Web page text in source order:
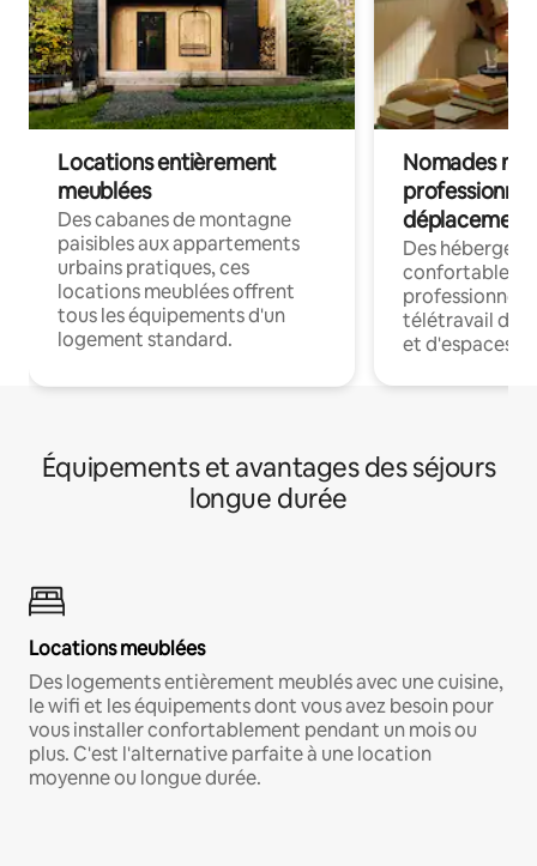
Locations entièrement
meublées
Des cabanes de montagne
paisibles aux appartements
urbains pratiques, ces
locations meublées offrent
tous les équipements d'un
logement standard.
Nomades
déplacement
Des
confortables
professionnels
télétravail
et d'espaces
Équipements et avantages des séjours
longue durée
Locations meublées
Des logements entièrement meublés avec une cuisine,
le wifi et les équipements dont vous avez besoin pour
vous installer confortablement pendant un mois ou
plus. C'est l'alternative parfaite à une location
moyenne ou longue durée.